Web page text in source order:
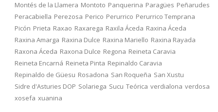
Montés de la Llamera Montoto Panquerina Paragües Peñarudes
Peracabiella Perezosa Perico Perurrico Perurrico Temprana
Picón Prieta Raxao Raxarega Raxila Áceda Raxina Áceda
Raxina Amarga Raxina Dulce Raxina Mariello Raxina Rayada
Raxona Áceda Raxona Dulce Regona Reineta Caravia
Reineta Encarná Reineta Pinta Repinaldo Caravia
Repinaldo de Güesu Rosadona San Roqueña San Xustu
Sidre d'Asturies DOP Solariega Sucu Teórica verdialona verdosa
xosefa xuanina